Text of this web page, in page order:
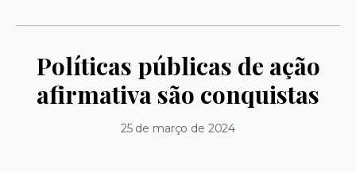
Políticas públicas de ação
afirmativa são conquistas
25 de março de 2024